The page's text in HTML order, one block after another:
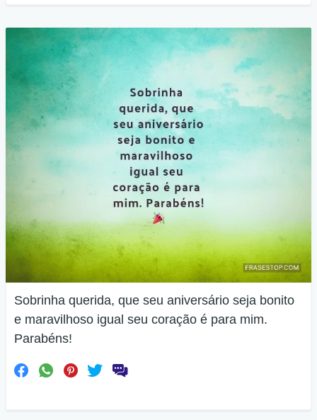
Sobrinha querida, que seu aniversário seja bonito
e maravilhoso igual seu coração é para mim.
Parabéns!